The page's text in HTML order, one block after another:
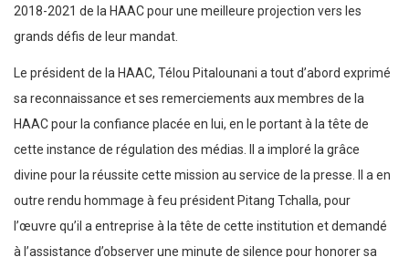
2018-2021 de la HAAC pour une meilleure projection vers les
grands défis de leur mandat.
Le président de la HAAC, Télou Pitalounani a tout d’abord exprimé
sa reconnaissance et ses remerciements aux membres de la
HAAC pour la confiance placée en lui, en le portant à la tête de
cette instance de régulation des médias. Il a imploré la grâce
divine pour la réussite cette mission au service de la presse. Il a en
outre rendu hommage à feu président Pitang Tchalla, pour
l’œuvre qu’il a entreprise à la tête de cette institution et demandé
à l’assistance d’observer une minute de silence pour honorer sa